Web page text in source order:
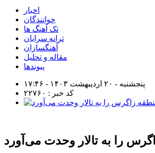
اخبار
خوانندگان
تک آهنگ ها
ترانه سرایان
آهنگسازان
مقاله و تحلیل
پیوندها
پنجشنبه - ۲۰ اردیبهشت ۱۴۰۳ - ۱۷:۴۶
کد خبر : ۲۲۷۶۰
را به تالار وحدت می‌آورد